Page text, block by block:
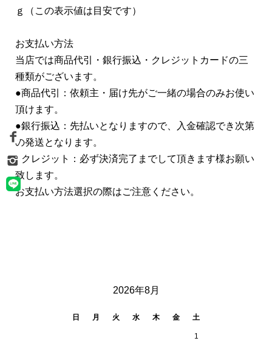
ｇ（この表示値は目安です）
お支払い方法
当店では商品代引・銀行振込・クレジットカードの三
種類がございます。
●商品代引：依頼主・届け先がご一緒の場合のみお使い
頂けます。
●銀行振込：先払いとなりますので、入金確認でき次第
の発送となります。
●クレジット：必ず決済完了までして頂きます様お願い
致します。
お支払い方法選択の際はご注意ください。
2026年8月
日 月 火 水 木 金 土
1